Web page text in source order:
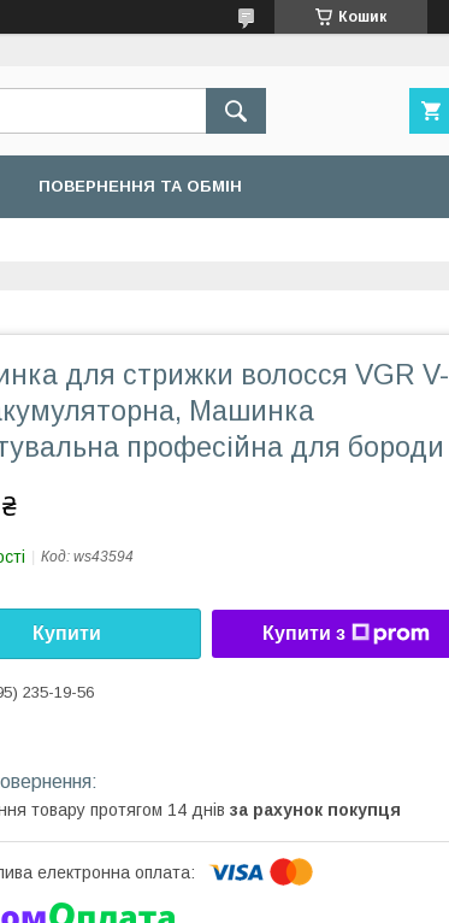
Кошик
ПОВЕРНЕННЯ ТА ОБМІН
для стрижки волосся VGR V-
Машинка
професійна для бороди
Код: ws43594
Купити Купити з
235-19-56
товару протягом 14 днів за рахунок покупця